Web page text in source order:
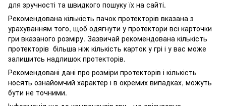
для зручності та швидкого пошуку їх на сайті.
Рекомендована кількість пачок протекторів вказана з
урахуванням того, щоб одягнути у протектори всі карточки
гри вказаного розміру. Зазвичай рекомендована кількість
протекторів більша ніж кількість карток у грі і у вас може
залишитсь надлишок протекторів.
Рекомендовані дані про розміри протекторів і кількість
носять ознайомчий характер і в окремих випадках, можуть
бути не точними.